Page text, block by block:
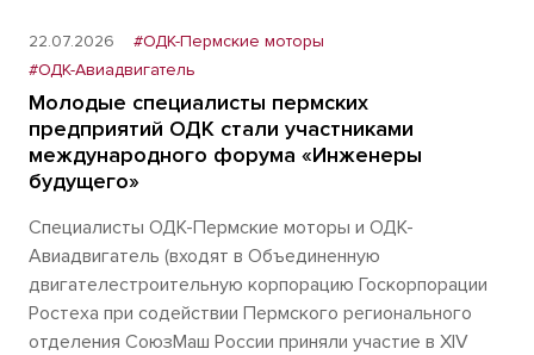
22.07.2026
#ОДК-Пермские моторы
#ОДК-Авиадвигатель
Молодые специалисты пермских
предприятий ОДК стали участниками
международного форума «Инженеры
будущего»
Специалисты ОДК-Пермские моторы и ОДК-
Авиадвигатель (входят в Объединенную
двигателестроительную корпорацию Госкорпорации
Ростеха при содействии Пермского регионального
отделения СоюзМаш России приняли участие в XIV